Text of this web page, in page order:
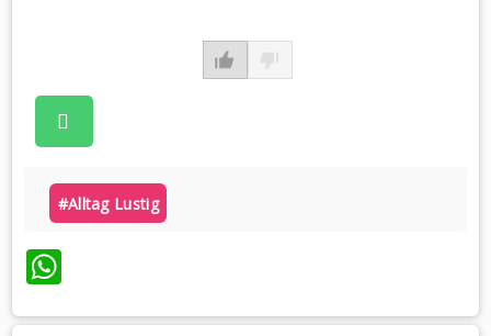
#alltag Lustig
WhatsApp